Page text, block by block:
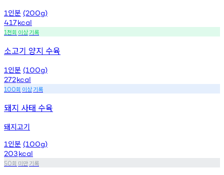
1 인분 (200g)
417kcal
1천회 이상기록
소고기 양지 수육
1 인분 (100g)
272kcal
100회 이상기록
돼지 사태 수육
돼지고기
1 인분 (100g)
203kcal
50회 미만기록